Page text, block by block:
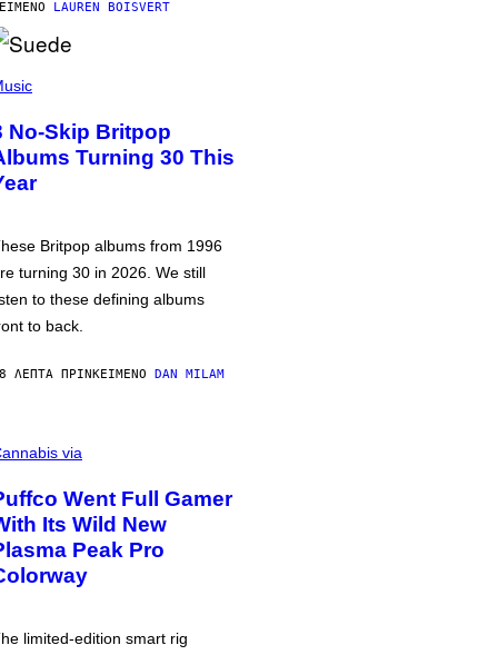
LAUREN BOISVERT
No-Skip Britpop
Turning 30 This
Britpop albums from 1996
turning 30 in 2026. We still
to these defining albums
to back.
ΛΕΠΤΆ ΠΡΙΝΚΕΊΜΕΝΟ DAN MILAM
via
Went Full Gamer
Its Wild New
Peak Pro
limited-edition smart rig